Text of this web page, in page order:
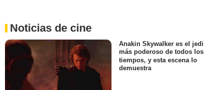
Noticias de cine
Anakin Skywalker es el jedi
más poderoso de todos los
tiempos, y esta escena lo
demuestra